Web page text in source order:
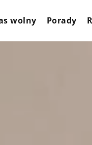
wolny Porady